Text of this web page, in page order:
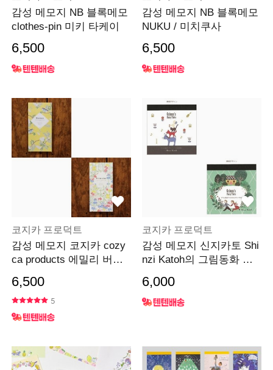
감성 메모지 NB 블록메모
clothes-pin 미키 타케이
6,500
감성 메모지 NB 블록메모
NUKU / 미치쿠사
6,500
코지카 프로덕트
감성 메모지 코지카 cozy
ca products 에밀리 버닝
6,500
5
코지카 프로덕트
감성 메모지 신지카토 Shi
nzi Katoh의 그림동화 시
6,000